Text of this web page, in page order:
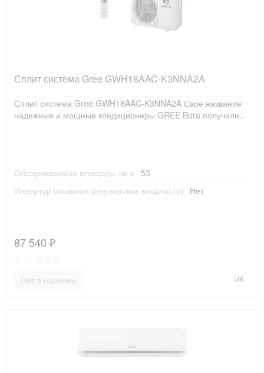
Сплит система Gree GWH18AAC-K3NNA2A
Сплит система Gree GWH18AAC-K3NNA2A Свое название
надежные и мощные кондиционеры GREE Bora получили..
Обслуживаемая площадь, кв.м 53
Инвертор (плавная регулировка мощности)
Нет
87 540 ₽
Нет в наличии